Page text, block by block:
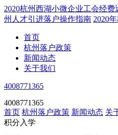
2020杭州西湖小微企业工会经费
州人才引进落户操作指南 2020
首页
杭州落户政策
新闻动态
关于我们
4008771365
4008771365
首页 杭州落户政策 新闻动态 关
积分入学